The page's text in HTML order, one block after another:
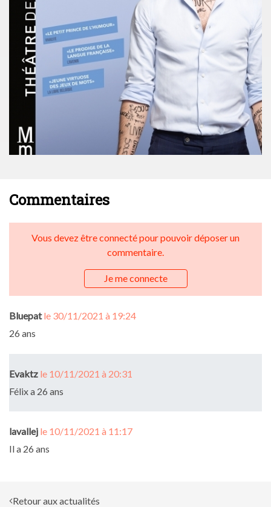
Commentaires
Vous devez être connecté pour pouvoir déposer un
commentaire.
Je me connecte
Bluepat le 30/11/2021 à 19:24
26 ans
Evaktz le 10/11/2021 à 20:31
Félix a 26 ans
lavallej le 10/11/2021 à 11:17
Il a 26 ans
Retour aux actualités